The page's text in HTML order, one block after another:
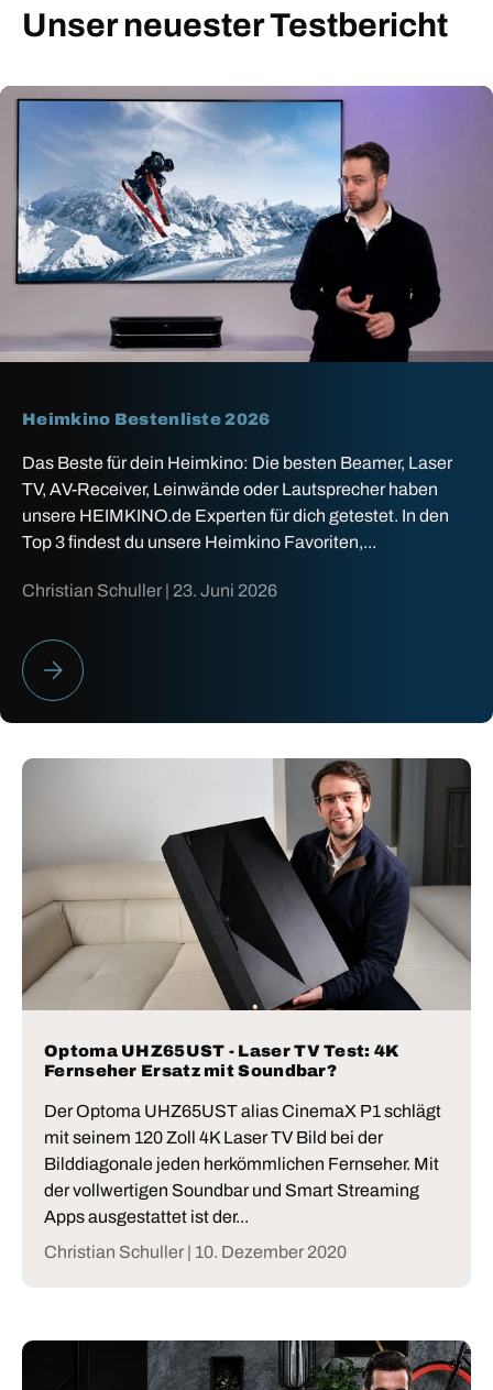
Unser neuester Testbericht
Heimkino Bestenliste 2026
Das Beste für dein Heimkino: Die besten Beamer, Laser
TV, AV-Receiver, Leinwände oder Lautsprecher haben
unsere HEIMKINO.de Experten für dich getestet. In den
Top 3 findest du unsere Heimkino Favoriten,...
Christian Schuller | 23. Juni 2026
HEIMKINO BESTENLISTE 2026
Optoma UHZ65UST - Laser TV Test: 4K
Fernseher Ersatz mit Soundbar?
Der Optoma UHZ65UST alias CinemaX P1 schlägt
mit seinem 120 Zoll 4K Laser TV Bild bei der
Bilddiagonale jeden herkömmlichen Fernseher. Mit
der vollwertigen Soundbar und Smart Streaming
Apps ausgestattet ist der...
Christian Schuller | 10. Dezember 2020